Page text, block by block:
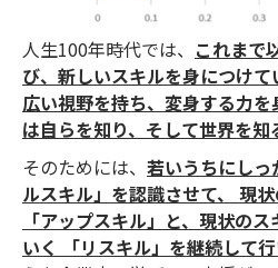
人生100年時代では、 これまで
び、新しいスキルを身につけて
広い視野を持ち、変身する力
は自らを知り、そして世界を知
そのためには、 若いうちにし
ルスキル」を認識させて、 現
「アップスキル」と、現状の
いく 「リスキル」を継続して